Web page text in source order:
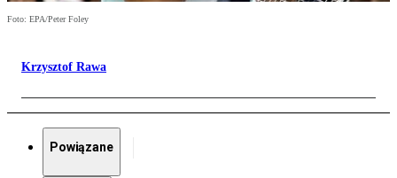
Foto: EPA/Peter Foley
Krzysztof Rawa
Powiązane